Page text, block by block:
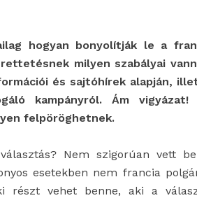
hogyan bonyolítják le a
milyen szabályai
és sajtóhírek alapján,
kampányról. Ám vigyázat!
felpöröghetnek.
Nem szigorúan vett
esetekben nem francia
részt vehet benne, aki a